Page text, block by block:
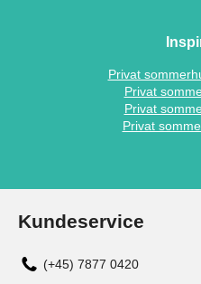
Privat
Privat
Privat
Privat
Kundeservice
(+45) 7877 0420